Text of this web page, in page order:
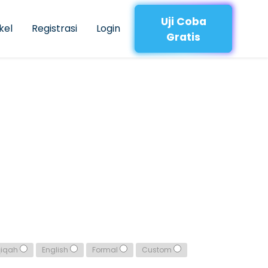
Registrasi Login
Uji Coba
Gratis
English Formal Custom